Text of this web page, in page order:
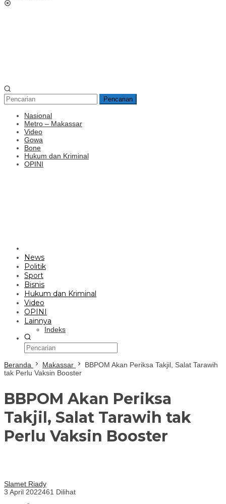
Pencarian
Nasional
Metro – Makassar
Video
Gowa
Bone
Hukum dan Kriminal
OPINI
News
Politik
Sport
Bisnis
Hukum dan Kriminal
Video
OPINI
Lainnya
Indeks
Beranda Makassar
BBPOM Akan Periksa Takjil, Salat Tarawih
tak Perlu Vaksin Booster
BBPOM Akan Periksa
Takjil, Salat Tarawih tak
Perlu Vaksin Booster
Slamet Riady
3 April 2022461 Dilihat